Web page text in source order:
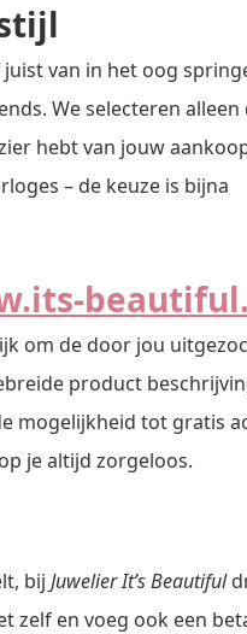
van in het oog
We selecteren alleen
hebt van jouw
– de keuze is bijna
om de door jou
product
mogelijkheid tot gratis
je altijd zorgeloos.
bij Juwelier It’s Beautiful
zelf en voeg ook een